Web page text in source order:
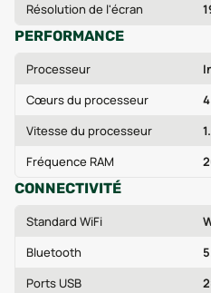
Résolution de l'écran
PERFORMANCE
Processeur
Cœurs du processeur
4
Vitesse du processeur
Fréquence RAM
CONNECTIVITÉ
Standard WiFi
Bluetooth
Ports USB